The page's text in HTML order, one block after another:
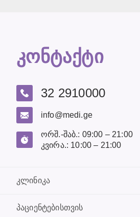
კონტაქტი
32 2910000
info@medi.ge
ორშ.-შაბ.: 09:00 – 21:00
კვირა.: 10:00 – 21:00
კლინიკა
პაციენტებისთვის